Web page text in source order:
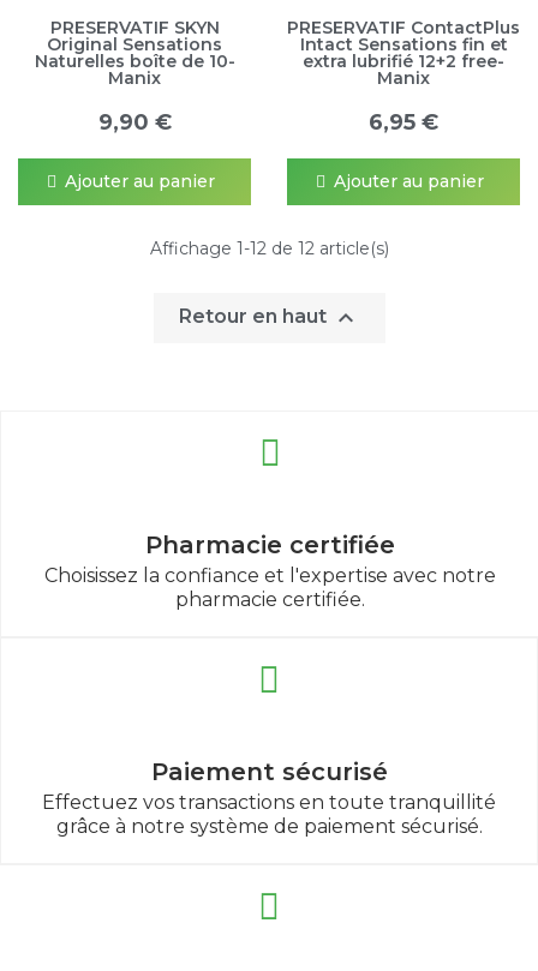
PRESERVATIF SKYN
Original Sensations
Naturelles boîte de 10-
Manix
9,90 €
Ajouter au panier
PRESERVATIF ContactPlus
Intact Sensations fin et
extra lubrifié 12+2 free-
Manix
6,95 €
Ajouter au panier
Affichage 1-12 de 12 article(s)
Retour en haut 
Pharmacie certifiée
Choisissez la confiance et l'expertise avec notre
pharmacie certifiée.
Paiement sécurisé
Effectuez vos transactions en toute tranquillité
grâce à notre système de paiement sécurisé.